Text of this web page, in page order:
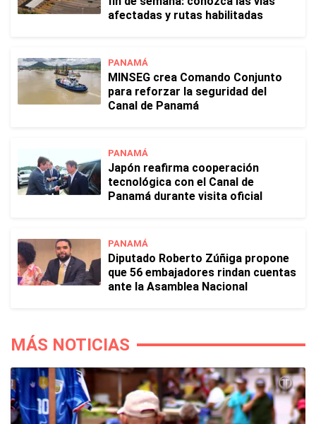
afectadas y rutas habilitadas
PANAMÁ
MINSEG crea Comando Conjunto
para reforzar la seguridad del
Canal de Panamá
PANAMÁ
Japón reafirma cooperación
tecnológica con el Canal de
Panamá durante visita oficial
PANAMÁ
Diputado Roberto Zúñiga propone
que 56 embajadores rindan cuentas
ante la Asamblea Nacional
MÁS NOTICIAS